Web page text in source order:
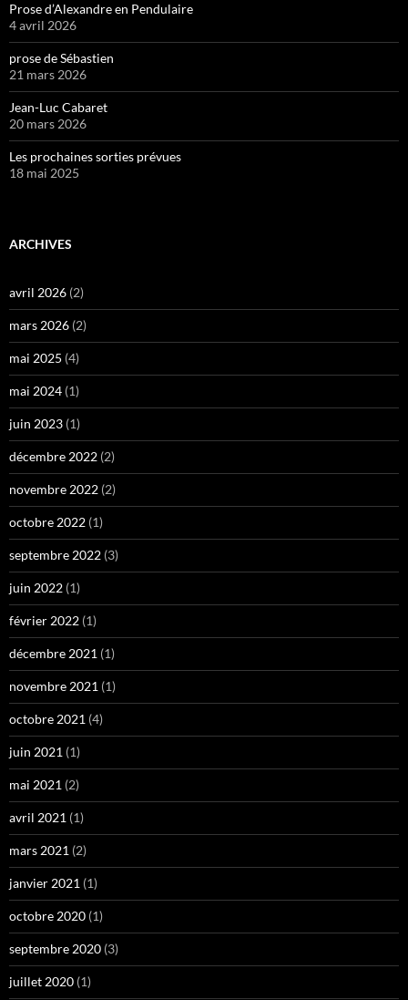
Prose d’Alexandre en Pendulaire
4 avril 2026
prose de Sébastien
21 mars 2026
Jean-Luc Cabaret
20 mars 2026
Les prochaines sorties prévues
18 mai 2025
ARCHIVES
avril 2026 (2)
mars 2026 (2)
mai 2025 (4)
mai 2024 (1)
juin 2023 (1)
décembre 2022 (2)
novembre 2022 (2)
octobre 2022 (1)
septembre 2022 (3)
juin 2022 (1)
février 2022 (1)
décembre 2021 (1)
novembre 2021 (1)
octobre 2021 (4)
juin 2021 (1)
mai 2021 (2)
avril 2021 (1)
mars 2021 (2)
janvier 2021 (1)
octobre 2020 (1)
septembre 2020 (3)
juillet 2020 (1)